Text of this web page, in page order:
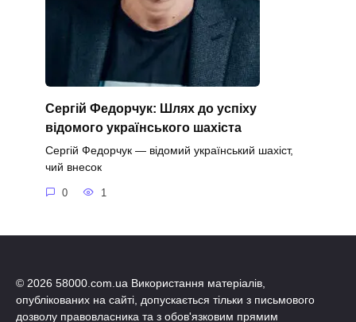
Сергій Федорчук: Шлях до успіху
відомого українського шахіста
Сергій Федорчук — відомий український шахіст,
чий внесок
0 1
© 2026 58000.com.ua Використання матеріалів,
опублікованих на сайті, допускається тільки з письмового
дозволу правовласника та з обов'язковим прямим